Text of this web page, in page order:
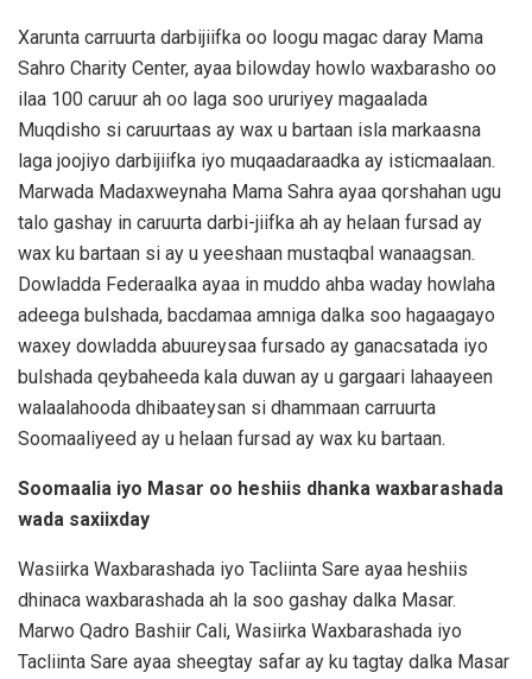
Xarunta carruurta darbijiifka oo loogu magac daray Mama
Sahro Charity Center, ayaa bilowday howlo waxbarasho oo
ilaa 100 caruur ah oo laga soo ururiyey magaalada
Muqdisho si caruurtaas ay wax u bartaan isla markaasna
laga joojiyo darbijiifka iyo muqaadaraadka ay isticmaalaan.
Marwada Madaxweynaha Mama Sahra ayaa qorshahan ugu
talo gashay in caruurta darbi-jiifka ah ay helaan fursad ay
wax ku bartaan si ay u yeeshaan mustaqbal wanaagsan.
Dowladda Federaalka ayaa in muddo ahba waday howlaha
adeega bulshada, bacdamaa amniga dalka soo hagaagayo
waxey dowladda abuureysaa fursado ay ganacsatada iyo
bulshada qeybaheeda kala duwan ay u gargaari lahaayeen
walaalahooda dhibaateysan si dhammaan carruurta
Soomaaliyeed ay u helaan fursad ay wax ku bartaan.
Soomaalia iyo Masar oo heshiis dhanka waxbarashada
wada saxiixday
Wasiirka Waxbarashada iyo Tacliinta Sare ayaa heshiis
dhinaca waxbarashada ah la soo gashay dalka Masar.
Marwo Qadro Bashiir Cali, Wasiirka Waxbarashada iyo
Tacliinta Sare ayaa sheegtay safar ay ku tagtay dalka Masar